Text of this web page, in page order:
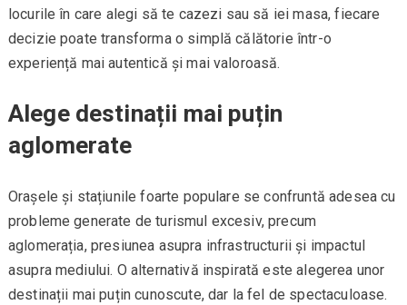
locurile în care alegi să te cazezi sau să iei masa, fiecare
decizie poate transforma o simplă călătorie într-o
experiență mai autentică și mai valoroasă.
Alege destinații mai puțin
aglomerate
Orașele și stațiunile foarte populare se confruntă adesea cu
probleme generate de turismul excesiv, precum
aglomerația, presiunea asupra infrastructurii și impactul
asupra mediului. O alternativă inspirată este alegerea unor
destinații mai puțin cunoscute, dar la fel de spectaculoase.